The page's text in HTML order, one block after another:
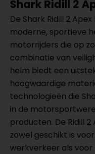
Shark Ridill 2
De Shark Ridill 2
moderne, sportieve
motorrijders die op
combinatie van
helm biedt een
hoogwaardige
technologieën die
in de
producten. De Ridill
zowel geschikt is
werkverkeer als